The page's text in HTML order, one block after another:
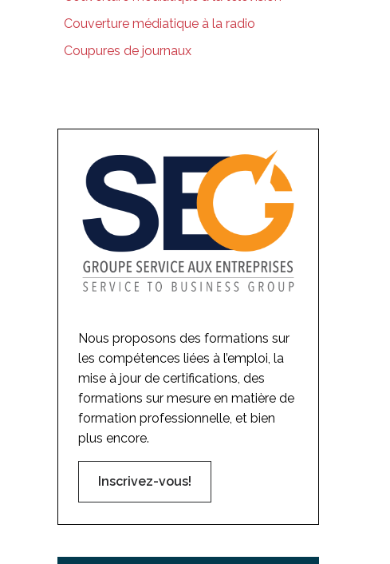
Couverture médiatique à la radio
Coupures de journaux
Nous proposons des formations sur
les compétences liées à l’emploi, la
mise à jour de certifications, des
formations sur mesure en matière de
formation professionnelle, et bien
plus encore.
Inscrivez-vous!